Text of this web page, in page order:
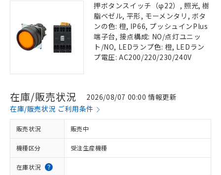
押ボタンスイッチ（φ22）, 照光, 樹
脂ベゼル, 平形, モーメンタリ, ボタ
ンの色: 橙, IP66, プッシュインPlus
端子台, 接点構成: NO/点灯ユニッ
ト/NO, LEDランプ色: 橙, LEDラン
プ電圧: AC200/220/230/240V
在庫/販売状況
2026/08/07 00:00 情報更新
在庫/販売状況 ご利用条件
販売状況 販売中
機種区分 受注生産機種
在庫状況